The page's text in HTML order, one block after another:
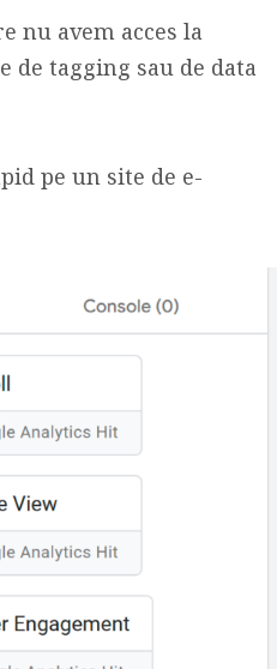
nu avem acces la
de tagging sau de data
pe un site de e-